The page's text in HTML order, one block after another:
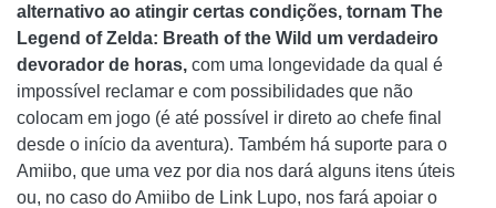
alternativo ao atingir certas condições, tornam The
Legend of Zelda: Breath of the Wild um verdadeiro
devorador de horas, com uma longevidade da qual é
impossível reclamar e com possibilidades que não
colocam em jogo (é até possível ir direto ao chefe final
desde o início da aventura). Também há suporte para o
Amiibo, que uma vez por dia nos dará alguns itens úteis
ou, no caso do Amiibo de Link Lupo, nos fará apoiar o